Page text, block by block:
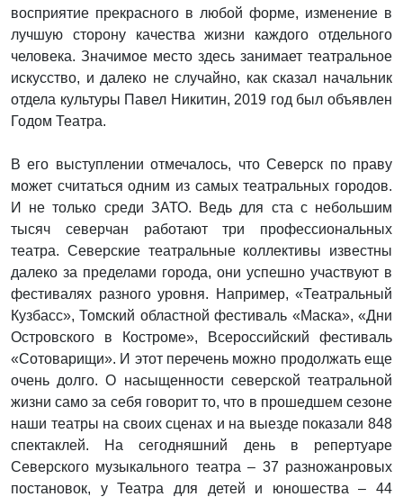
восприятие прекрасного в любой форме, изменение в
лучшую сторону качества жизни каждого отдельного
человека. Значимое место здесь занимает театральное
искусство, и далеко не случайно, как сказал начальник
отдела культуры Павел Никитин, 2019 год был объявлен
Годом Театра.
В его выступлении отмечалось, что Северск по праву
может считаться одним из самых театральных городов.
И не только среди ЗАТО. Ведь для ста с небольшим
тысяч северчан работают три профессиональных
театра. Северские театральные коллективы известны
далеко за пределами города, они успешно участвуют в
фестивалях разного уровня. Например, «Театральный
Кузбасс», Томский областной фестиваль «Маска», «Дни
Островского в Костроме», Всероссийский фестиваль
«Сотоварищи». И этот перечень можно продолжать еще
очень долго. О насыщенности северской театральной
жизни само за себя говорит то, что в прошедшем сезоне
наши театры на своих сценах и на выезде показали 848
спектаклей. На сегодняшний день в репертуаре
Северского музыкального театра – 37 разножанровых
постановок, у Театра для детей и юношества – 44